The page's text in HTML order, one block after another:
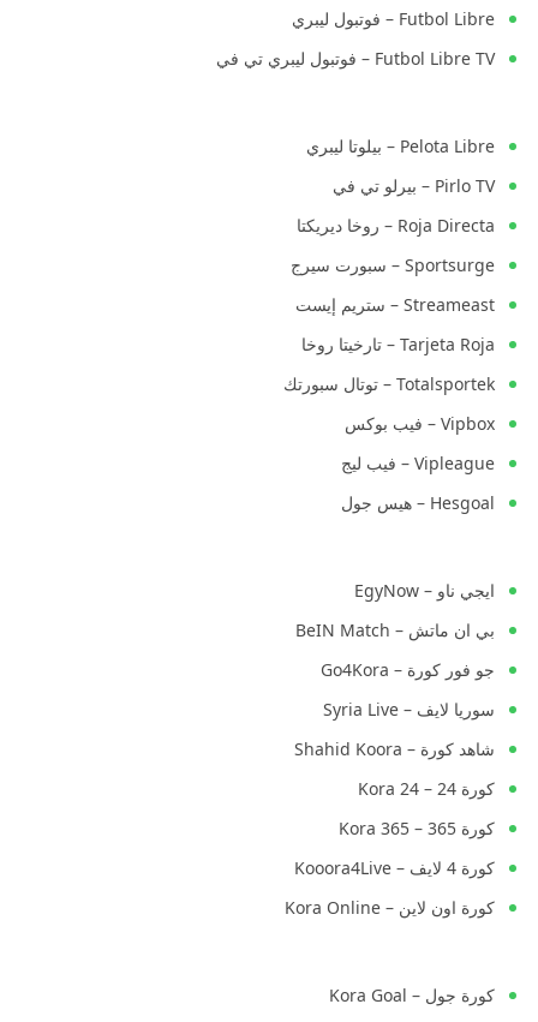
Futbol Libre – فوتبول ليبري
Futbol Libre TV – فوتبول ليبري تي في
Pelota Libre – بيلوتا ليبري
Pirlo TV – بيرلو تي في
Roja Directa – روخا ديريكتا
Sportsurge – سبورت سيرج
Streameast – ستريم إيست
Tarjeta Roja – تارخيتا روخا
Totalsportek – توتال سبورتك
Vipbox – فيب بوكس
Vipleague – فيب ليج
Hesgoal – هيس جول
ايجي ناو – EgyNow
بي ان ماتش – BeIN Match
جو فور كورة – Go4Kora
سوريا لايف – Syria Live
شاهد كورة – Shahid Koora
كورة 24 – Kora 24
كورة 365 – Kora 365
كورة 4 لايف – Kooora4Live
كورة اون لاين – Kora Online
كورة جول – Kora Goal